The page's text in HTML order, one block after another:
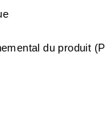
du produit